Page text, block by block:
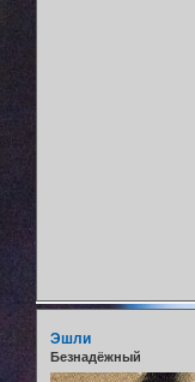
Эшли
Безнадёжный